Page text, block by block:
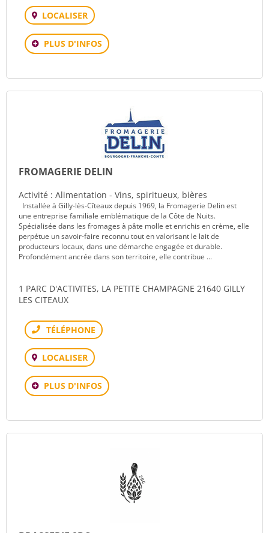
LOCALISER
PLUS D'INFOS
FROMAGERIE DELIN
Activité : Alimentation - Vins, spiritueux, bières
Installée à Gilly-lès-Cîteaux depuis 1969, la Fromagerie Delin est
une entreprise familiale emblématique de la Côte de Nuits.
Spécialisée dans les fromages à pâte molle et enrichis en crème, elle
perpétue un savoir-faire reconnu tout en valorisant le lait de
producteurs locaux, dans une démarche engagée et durable.
Profondément ancrée dans son territoire, elle contribue ...
1 PARC D'ACTIVITES, LA PETITE CHAMPAGNE 21640 GILLY
LES CITEAUX
Téléphone
LOCALISER
PLUS D'INFOS